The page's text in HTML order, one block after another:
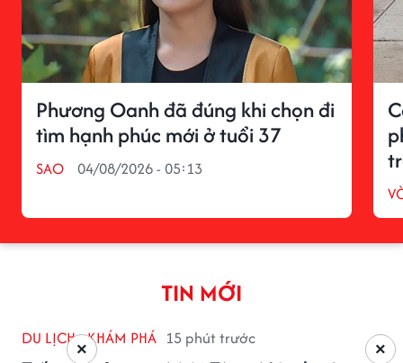
Phương Oanh đã đúng khi chọn đi
tìm hạnh phúc mới ở tuổi 37
SAO 04/08/2026 - 05:13
TIN MỚI
DU LỊCH - KHÁM PHÁ 15 phút trước
×
×